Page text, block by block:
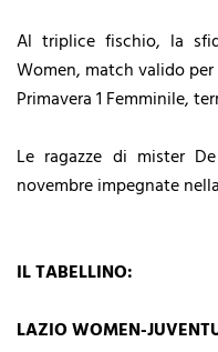
Al triplice fischio, la
Women, match valido
Primavera 1 Femminile,
Le ragazze di mister
novembre impegnate
IL TABELLINO:
LAZIO WOMEN-